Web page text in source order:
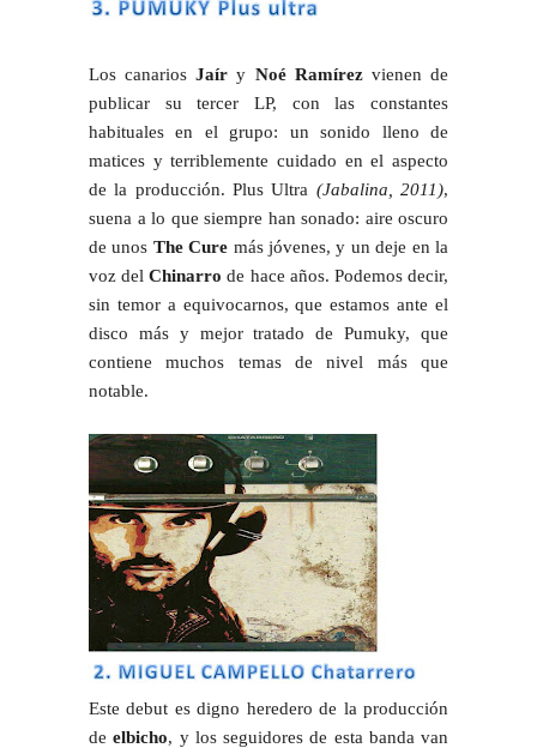
Los canariosJaír y Noé Ramírezvienen de
publicar su tercer LP, con las constantes
habituales en el grupo: un sonido lleno de
matices y terriblemente cuidado en el aspecto
de la producción. Plus Ultra (Jabalina, 2011),
suena a lo que siempre han sonado: aire oscuro
de unos The Cure más jóvenes, y un deje en la
voz delChinarro de hace años. Podemos decir,
sin temor a equivocarnos, que estamos ante el
disco más y mejor tratado de Pumuky, que
contiene muchos temas de nivel más que
notable.
Este debut es digno heredero de la producción
deelbicho, y los seguidores de esta banda van